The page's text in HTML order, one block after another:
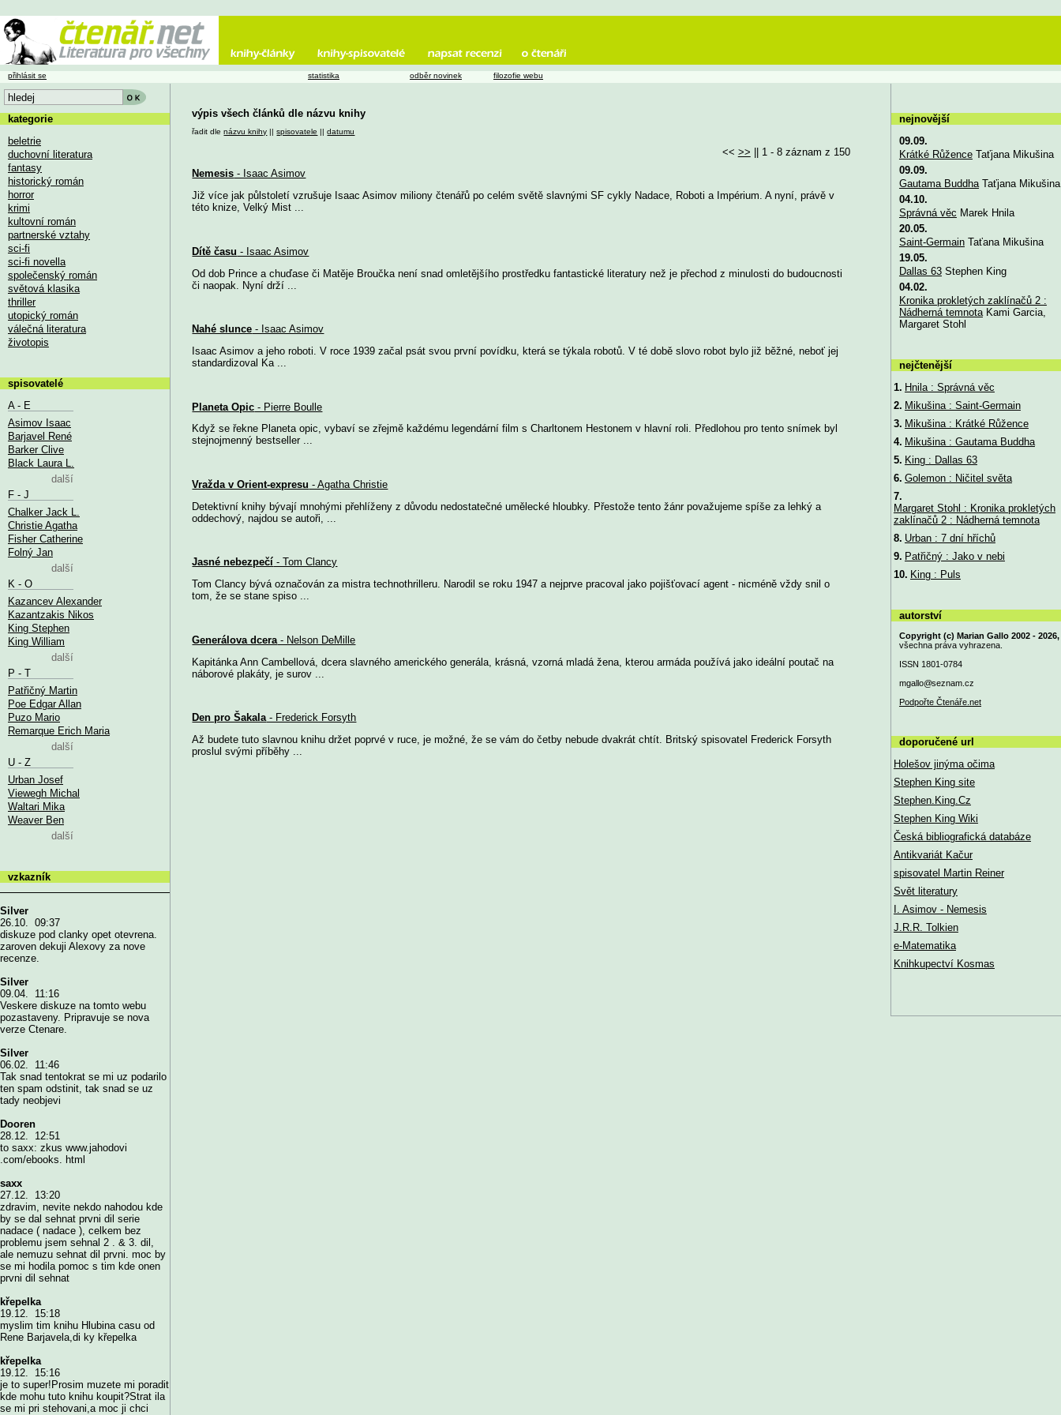
výpis všech článků dle názvu knihy
řadit dlenázvu knihy ||spisovatele ||datumu
<< >> || 1 - 8 záznam z 150
Nemesis - Isaac Asimov
Již více jak půlstoletí vzrušuje Isaac Asimov miliony čtenářů po celém světě slavnými SF cykly Nadace, Roboti a Impérium. A nyní, právě v
této knize, Velký Mist ...
Dítě času - Isaac Asimov
Od dob Prince a chuďase či Matěje Broučka není snad omletějšího prostředku fantastické literatury než je přechod z minulosti do budoucnosti
či naopak. Nyní drží ...
Nahé slunce - Isaac Asimov
Isaac Asimov a jeho roboti. V roce 1939 začal psát svou první povídku, která se týkala robotů. V té době slovo robot bylo již běžné, neboť jej
standardizoval Ka ...
Planeta Opic - Pierre Boulle
Když se řekne Planeta opic, vybaví se zřejmě každému legendární film s Charltonem Hestonem v hlavní roli. Předlohou pro tento snímek byl
stejnojmenný bestseller ...
Vražda v Orient-expresu - Agatha Christie
Detektivní knihy bývají mnohými přehlíženy z důvodu nedostatečné umělecké hloubky. Přestože tento žánr považujeme spíše za lehký a
oddechový, najdou se autoři, ...
Jasné nebezpečí - Tom Clancy
Tom Clancy bývá označován za mistra technothrilleru. Narodil se roku 1947 a nejprve pracoval jako pojišťovací agent - nicméně vždy snil o
tom, že se stane spiso ...
Generálova dcera - Nelson DeMille
Kapitánka Ann Cambellová, dcera slavného amerického generála, krásná, vzorná mladá žena, kterou armáda používá jako ideální poutač na
náborové plakáty, je surov ...
Den pro Šakala- Frederick Forsyth
Až budete tuto slavnou knihu držet poprvé v ruce, je možné, že se vám do četby nebude dvakrát chtít. Britský spisovatel Frederick Forsyth
proslul svými příběhy ...
přihlásit se statistika odběr novinek filozofie webu
kategorie
beletrie
duchovní literatura
fantasy
historický román
horror
krimi
kultovní román
partnerské vztahy
sci-fi
sci-fi novella
společenský román
světová klasika
thriller
utopický román
válečná literatura
životopis
spisovatelé
A - E
Asimov Isaac
Barjavel René
Barker Clive
Black Laura L.
další
F - J
Chalker Jack L.
Christie Agatha
Fisher Catherine
Folný Jan
další
K - O
Kazancev Alexander
Kazantzakis Nikos
King Stephen
King William
další
P - T
Patřičný Martin
Poe Edgar Allan
Puzo Mario
Remarque Erich Maria
další
U - Z
Urban Josef
Viewegh Michal
Waltari Mika
Weaver Ben
další
vzkazník
Silver
26.10. 09:37
diskuze pod clanky opet otevrena.
zaroven dekuji Alexovy za nove
recenze.
Silver
09.04. 11:16
Veskere diskuze na tomto webu
pozastaveny. Pripravuje se nova
verze Ctenare.
Silver
06.02. 11:46
Tak snad tentokrat se mi uz podarilo
ten spam odstinit, tak snad se uz
tady neobjevi
Dooren
28.12. 12:51
to saxx: zkus www.jahodovi
.com/ebooks. html
saxx
27.12. 13:20
zdravim, nevite nekdo nahodou kde
by se dal sehnat prvni dil serie
nadace ( nadace ), celkem bez
problemu jsem sehnal 2 . & 3. dil,
ale nemuzu sehnat dil prvni. moc by
se mi hodila pomoc s tim kde onen
prvni dil sehnat
křepelka
19.12. 15:18
myslim tim knihu Hlubina casu od
Rene Barjavela,di ky křepelka
křepelka
19.12. 15:16
je to super!Prosim muzete mi poradit
kde mohu tuto knihu koupit?Strat ila
se mi pri stehovani,a moc ji chci
nejnovější
09.09.
Krátké RůženceTaťjana Mikušina
09.09.
Gautama BuddhaTaťjana Mikušina
04.10.
Správná věc Marek Hnila
20.05.
Saint-GermainTaťana Mikušina
19.05.
Dallas 63Stephen King
04.02.
Kronika prokletých zaklínačů 2 :
Nádherná temnotaKami Garcia,
Margaret Stohl
nejčtenější
1. Hnila : Správná věc
2. Mikušina : Saint-Germain
3. Mikušina : Krátké Růžence
4. Mikušina : Gautama Buddha
5. King : Dallas 63
6. Golemon : Ničitel světa
7.
Margaret Stohl : Kronika prokletých
zaklínačů 2 : Nádherná temnota
8. Urban : 7 dní hříchů
9. Patřičný : Jako v nebi
10. King : Puls
autorství
Copyright (c) Marian Gallo 2002 - 2026,
všechna práva vyhrazena.
ISSN 1801-0784
mgallo@seznam.cz
Podpořte Čtenáře.net
doporučené url
Holešov jinýma očima
Stephen King site
Stephen.King.Cz
Stephen King Wiki
Česká bibliografická databáze
Antikvariát Kačur
spisovatel Martin Reiner
Svět literatury
I. Asimov - Nemesis
J.R.R. Tolkien
e-Matematika
Knihkupectví Kosmas